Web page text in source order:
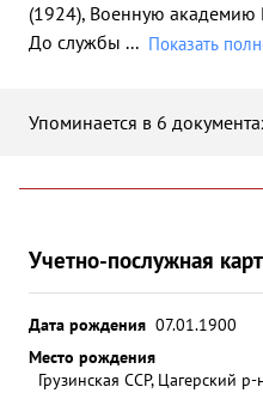
(1924), Военную академию
До службы ... Показать
Упоминается в 6
Учетно-послужная
Дата рождения 07.01.1900
Место рождения
Грузинская ССР, Цагерский